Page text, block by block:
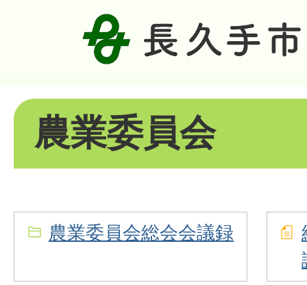
農業委員会
農業委員会総会会議録